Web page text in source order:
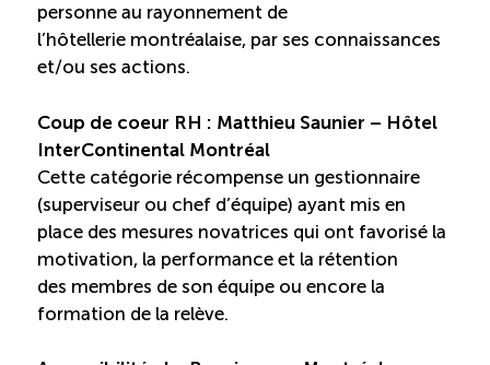
personne au rayonnement de
l’hôtellerie montréalaise, par ses connaissances
et/ou ses actions.
Coup de coeur RH : Matthieu Saunier – Hôtel
InterContinental Montréal
Cette catégorie récompense un gestionnaire
(superviseur ou chef d’équipe) ayant mis en
place des mesures novatrices qui ont favorisé la
motivation, la performance et la rétention
des membres de son équipe ou encore la
formation de la relève.